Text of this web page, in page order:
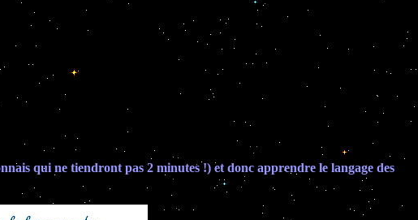
qui ne tiendront pas 2 minutes !) et donc apprendre le langage des